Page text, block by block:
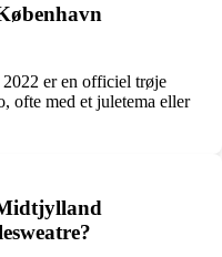
er en officiel trøje
ofte med et juletema eller